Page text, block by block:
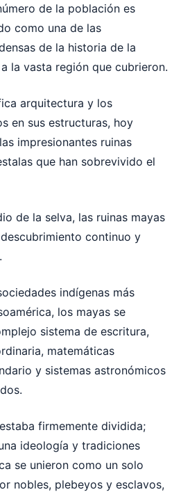
de la población es
como una de las
de la historia de la
la vasta región que cubrieron.
arquitectura y los
en sus estructuras, hoy
impresionantes ruinas
que han sobrevivido el
de la selva, las ruinas mayas
continuo y
indígenas más
los mayas se
sistema de escritura,
matemáticas
y sistemas astronómicos
firmemente dividida;
ideología y tradiciones
se unieron como un solo
nobles, plebeyos y esclavos,